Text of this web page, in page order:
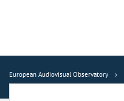
European Audiovisual Observatory